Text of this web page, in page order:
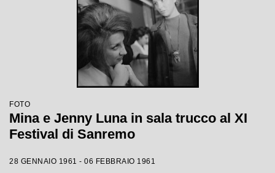
FOTO
Mina e Jenny Luna in sala trucco al XI
Festival di Sanremo
28 GENNAIO 1961 - 06 FEBBRAIO 1961